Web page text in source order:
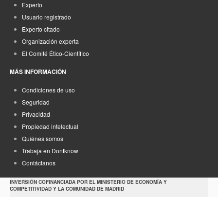
Experto
Usuario registrado
Experto citado
Organización experta
El Comité Ético-Científico
MÁS INFORMACIÓN
Condiciones de uso
Seguridad
Privacidad
Propiedad intelectual
Quiénes somos
Trabaja en Dontknow
Contáctanos
INVERSIÓN COFINANCIADA POR EL MINISTERIO DE ECONOMÍA Y
COMPETITIVIDAD Y LA COMUNIDAD DE MADRID